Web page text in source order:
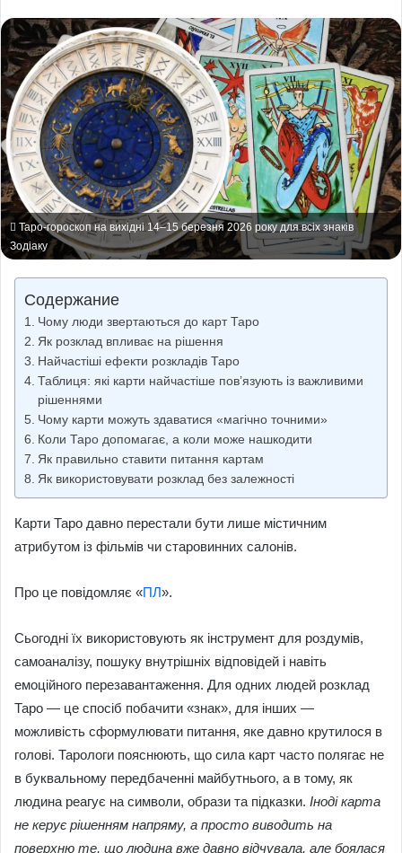
email
Таро-гороскоп на вихідні 14–15 березня 2026 року для всіх знаків
Зодіаку
Содержание
Чому люди звертаються до карт Таро
Як розклад впливає на рішення
Найчастіші ефекти розкладів Таро
Таблиця: які карти найчастіше пов’язують із важливими
рішеннями
Чому карти можуть здаватися «магічно точними»
Коли Таро допомагає, а коли може нашкодити
Як правильно ставити питання картам
Як використовувати розклад без залежності
Карти Таро давно перестали бути лише містичним
атрибутом із фільмів чи старовинних салонів.
Про це повідомляє «ПЛ».
Сьогодні їх використовують як інструмент для роздумів,
самоаналізу, пошуку внутрішніх відповідей і навіть
емоційного перезавантаження. Для одних людей розклад
Таро — це спосіб побачити «знак», для інших —
можливість сформулювати питання, яке давно крутилося в
голові. Тарологи пояснюють, що сила карт часто полягає не
в буквальному передбаченні майбутнього, а в тому, як
людина реагує на символи, образи та підказки. Іноді карта
не керує рішенням напряму, а просто виводить на
поверхню те, що людина вже давно відчувала, але боялася